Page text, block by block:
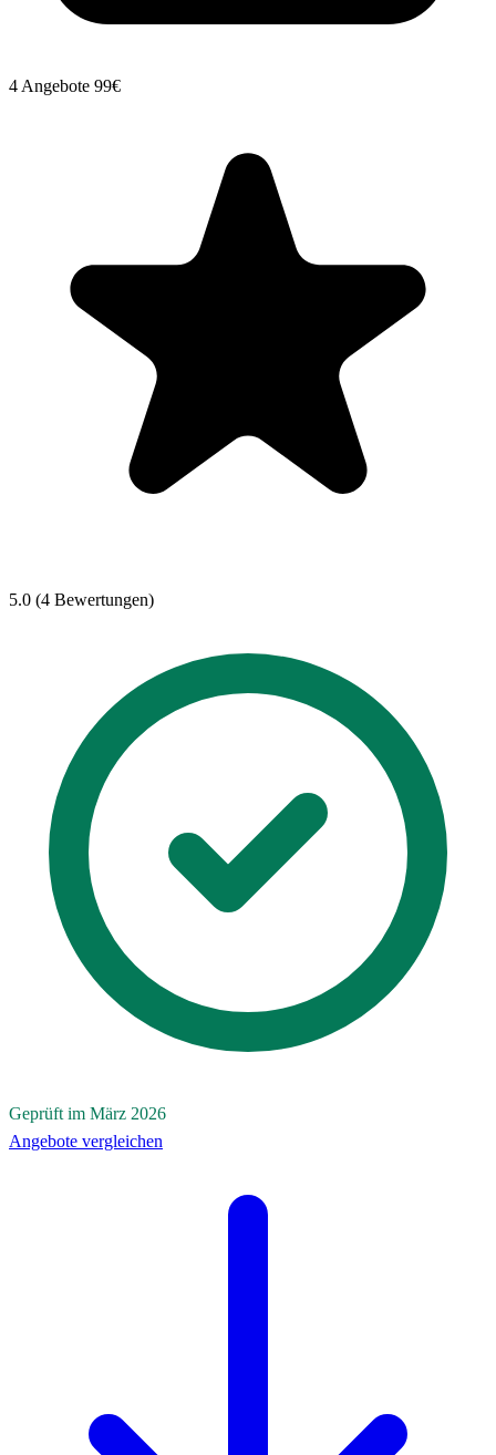
4 Angebote 99€
5.0 (4 Bewertungen)
Geprüft im März 2026
Angebote vergleichen